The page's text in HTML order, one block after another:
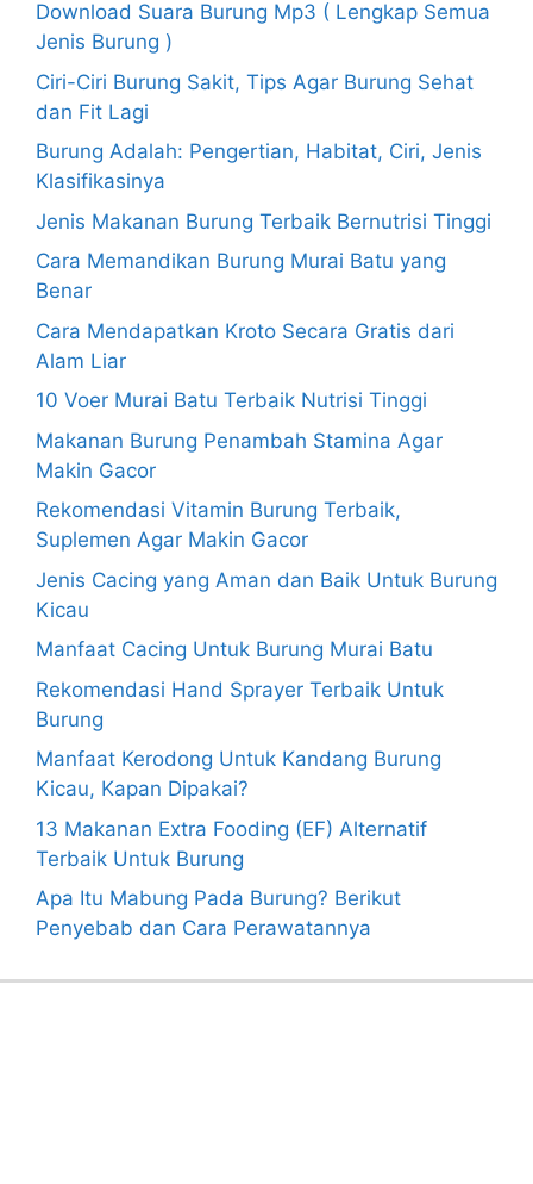
Download Suara Burung Mp3 ( Lengkap Semua
Jenis Burung )
Ciri-Ciri Burung Sakit, Tips Agar Burung Sehat
dan Fit Lagi
Burung Adalah: Pengertian, Habitat, Ciri, Jenis
Klasifikasinya
Jenis Makanan Burung Terbaik Bernutrisi Tinggi
Cara Memandikan Burung Murai Batu yang
Benar
Cara Mendapatkan Kroto Secara Gratis dari
Alam Liar
10 Voer Murai Batu Terbaik Nutrisi Tinggi
Makanan Burung Penambah Stamina Agar
Makin Gacor
Rekomendasi Vitamin Burung Terbaik,
Suplemen Agar Makin Gacor
Jenis Cacing yang Aman dan Baik Untuk Burung
Kicau
Manfaat Cacing Untuk Burung Murai Batu
Rekomendasi Hand Sprayer Terbaik Untuk
Burung
Manfaat Kerodong Untuk Kandang Burung
Kicau, Kapan Dipakai?
13 Makanan Extra Fooding (EF) Alternatif
Terbaik Untuk Burung
Apa Itu Mabung Pada Burung? Berikut
Penyebab dan Cara Perawatannya